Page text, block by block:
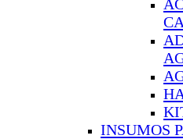
INSUMOS